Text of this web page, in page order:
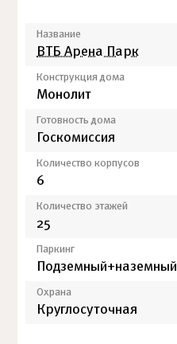
Название
ВТБ Арена Парк
Конструкция дома
Монолит
Готовность дома
Госкомиссия
Количество корпусов
6
Количество этажей
25
Паркинг
Подземный+наземный
Охрана
Круглосуточная